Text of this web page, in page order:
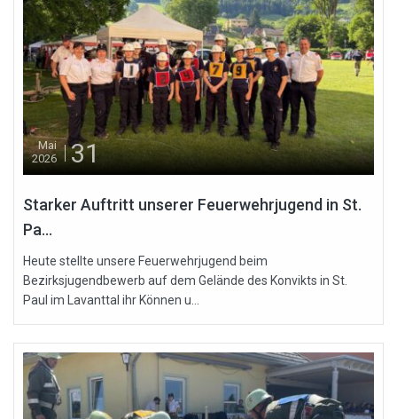
Mai
2026
31
Starker Auftritt unserer Feuerwehrjugend in St.
Pa...
Heute stellte unsere Feuerwehrjugend beim
Bezirksjugendbewerb auf dem Gelände des Konvikts in St.
Paul im Lavanttal ihr Können u...